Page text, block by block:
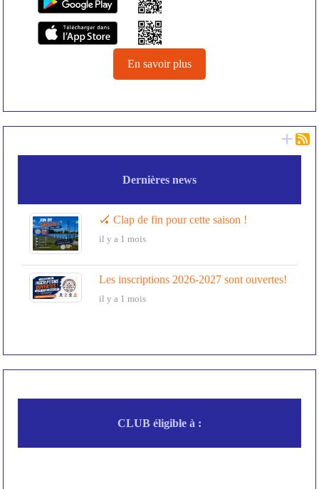
En savoir plus
🏑 Clap de fin pour cette saison !
Les inscriptions 2026-2027 sont ouvertes!
+